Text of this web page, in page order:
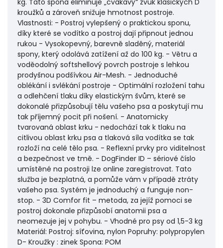
kg. Tato spona eliminuje „cvakavý“ zvuk klasických D
kroužků a zároveň snižuje hmotnost postroje.
Vlastnosti: - Postroj vylepšený o praktickou sponu,
díky které se vodítko a postroj dají připnout jednou
rukou - Vysokopevný, barevně sladěný, materiál
spony, který odolává zatížení až do 100 kg. - Větru a
voděodolný softshellový povrch postroje s lehkou
prodyšnou podšívkou Air-Mesh. - Jednoduché
oblékání i svlékání postroje - Optimální rozložení tahu
a odlehčení tlaku díky elastickým švům, které se
dokonalé přizpůsobují tělu vašeho psa a poskytují mu
tak příjemný pocit při nošení. - Anatomicky
tvarovaná oblast krku - nedochází tak k tlaku na
citlivou oblast krku psa a tlaková síla vodítka se tak
rozloží na celé tělo psa. - Reflexní prvky pro viditelnost
a bezpečnost ve tmě. - DogFinder ID – sériové číslo
umístěné na postroji lze online zaregistrovat. Tato
služba je bezplatná, a pomůže vám v případě ztráty
vašeho psa. Systém je jednoduchý a funguje non-
stop. - 3D Comfor fit – metoda, za jejíž pomoci se
postroj dokonale přizpůsobí anatomii psa a
neomezuje jej v pohybu. - Vhodné pro psy od 1,5-3 kg
Materiál: Postroj: síťovina, nylon Popruhy: polypropylen
D- Kroužky : zinek Spona: POM